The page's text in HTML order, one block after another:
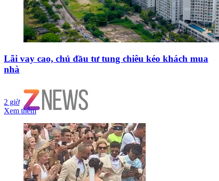
Lãi vay cao, chủ đầu tư tung chiêu kéo khách mua
nhà
2 giờ
Xem thêm